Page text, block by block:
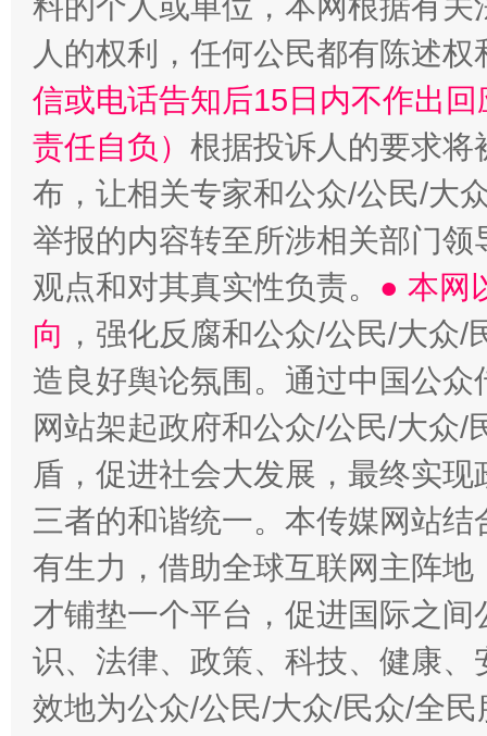
人的权利，任何公民都有陈述
信或电话告知后15日内不作出
责任自负） 根据投诉人的要求将
布，让相关专家和公众/公民/大
举报的内容转至所涉相关部门
观点和对其真实性负责。 ● 本网
向 ，强化反腐和公众/公民/大众
造良好舆论氛围。通过中国公
网站架起政府和公众/公民/大众
盾，促进社会大发展，最终实
三者的和谐统一。本传媒网站
有生力，借助全球互联网主阵
才铺垫一个平台，促进国际之
识、法律、政策、科技、健康
效地为公众/公民/大众/民众/全